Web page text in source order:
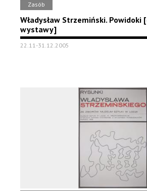
Zasób
Władysław Strzemiński.
wystawy]
22.11-31.12.2005